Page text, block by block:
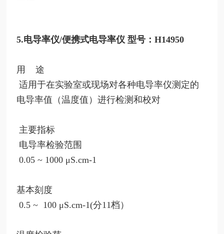
5.电导率仪/便携式电导率仪 型号：H14950
用
途
适用于在实验室或现场对各种电导率仪测定的
电导率值（温度值）进行检测和校对
主要指标
电导率检验范围
0.05 ~ 1000 μS.cm-1
基本刻度
0.5 ~ 100 μS.cm-1(分11档）